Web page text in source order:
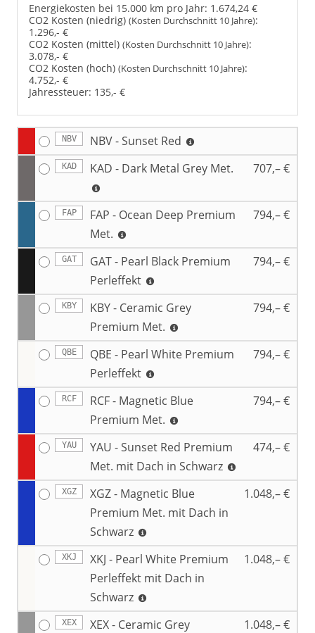
Energiekosten bei 15.000 km pro Jahr: 1.674,24 €
CO2 Kosten (niedrig) (Kosten Durchschnitt 10 Jahre):
1.296,- €
CO2 Kosten (mittel) (Kosten Durchschnitt 10 Jahre):
3.078,- €
CO2 Kosten (hoch) (Kosten Durchschnitt 10 Jahre):
4.752,- €
Jahressteuer: 135,- €
NBV NBV - Sunset Red
KAD KAD - Dark Metal Grey Met. 707,– €
FAP
FAP - Ocean Deep Premium
Met.
794,– €
GAT
GAT - Pearl Black Premium
Perleffekt
794,– €
KBY
KBY - Ceramic Grey
Premium Met.
794,– €
QBE
QBE - Pearl White Premium
Perleffekt
794,– €
RCF
RCF - Magnetic Blue
Premium Met.
794,– €
YAU
YAU - Sunset Red Premium
Met. mit Dach in Schwarz
474,– €
XGZ
XGZ - Magnetic Blue
Premium Met. mit Dach in
Schwarz
1.048,– €
XKJ
XKJ - Pearl White Premium
Perleffekt mit Dach in
Schwarz
1.048,– €
XEX
XEX - Ceramic Grey
1.048,– €